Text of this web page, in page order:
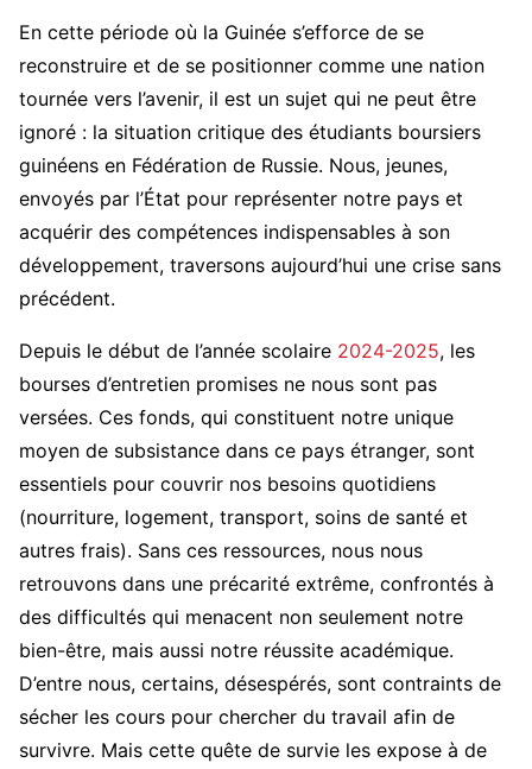
En cette période où la Guinée s’efforce de se
reconstruire et de se positionner comme une nation
tournée vers l’avenir, il est un sujet qui ne peut être
ignoré : la situation critique des étudiants boursiers
guinéens en Fédération de Russie. Nous, jeunes,
envoyés par l’État pour représenter notre pays et
acquérir des compétences indispensables à son
développement, traversons aujourd’hui une crise sans
précédent.
Depuis le début de l’année scolaire 2024-2025, les
bourses d’entretien promises ne nous sont pas
versées. Ces fonds, qui constituent notre unique
moyen de subsistance dans ce pays étranger, sont
essentiels pour couvrir nos besoins quotidiens
(nourriture, logement, transport, soins de santé et
autres frais). Sans ces ressources, nous nous
retrouvons dans une précarité extrême, confrontés à
des difficultés qui menacent non seulement notre
bien-être, mais aussi notre réussite académique.
D’entre nous, certains, désespérés, sont contraints de
sécher les cours pour chercher du travail afin de
survivre. Mais cette quête de survie les expose à de